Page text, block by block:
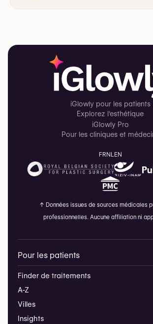
iGlowly pour les patients
Explorez l'esthétique
iGlowly Pro
Pour les cliniques et
FRNLEN
↑ Données issues de sources médicales
professionnelles. Aucune affiliation ni
Pour les patients
Finder de traitements
A-Z
Villes
Insights